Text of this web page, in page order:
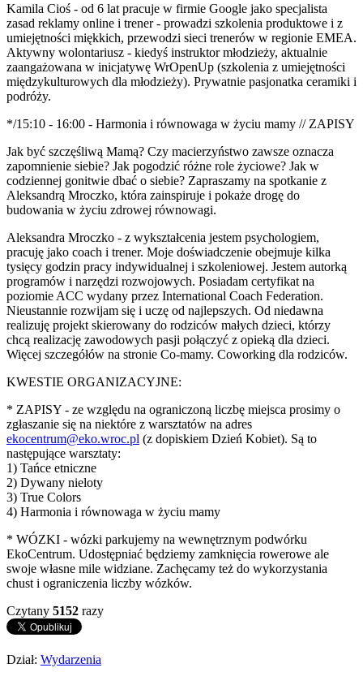
Kamila Cioś - od 6 lat pracuje w firmie Google jako specjalista
zasad reklamy online i trener - prowadzi szkolenia produktowe i z
umiejętności miękkich, przewodzi sieci trenerów w regionie EMEA.
Aktywny wolontariusz - kiedyś instruktor młodzieży, aktualnie
zaangażowana w inicjatywę WrOpenUp (szkolenia z umiejętności
międzykulturowych dla młodzieży). Prywatnie pasjonatka ceramiki i
podróży.
*/15:10 - 16:00 - Harmonia i równowaga w życiu mamy // ZAPISY
Jak być szczęśliwą Mamą? Czy macierzyństwo zawsze oznacza
zapomnienie siebie? Jak pogodzić różne role życiowe? Jak w
codziennej gonitwie dbać o siebie? Zapraszamy na spotkanie z
Aleksandrą Mroczko, która zainspiruje i pokaże drogę do
budowania w życiu zdrowej równowagi.
Aleksandra Mroczko - z wykształcenia jestem psychologiem,
pracuję jako coach i trener. Moje doświadczenie obejmuje kilka
tysięcy godzin pracy indywidualnej i szkoleniowej. Jestem autorką
programów i narzędzi rozwojowych. Posiadam certyfikat na
poziomie ACC wydany przez International Coach Federation.
Nieustannie rozwijam się i uczę od najlepszych. Od niedawna
realizuję projekt skierowany do rodziców małych dzieci, którzy
chcą realizację zawodowych pasji połączyć z opieką dla dzieci.
Więcej szczegółów na stronie Co-mamy. Coworking dla rodziców.
KWESTIE ORGANIZACYJNE:
* ZAPISY - ze względu na ograniczoną liczbę miejsca prosimy o
zgłaszanie się na niektóre z warsztatów na adres
ekocentrum@eko.wroc.pl (z dopiskiem Dzień Kobiet). Są to
następujące warsztaty:
1) Tańce etniczne
2) Dywany nieloty
3) True Colors
4) Harmonia i równowaga w życiu mamy
* WÓZKI - wózki parkujemy na wewnętrznym podwórku
EkoCentrum. Udostępniać będziemy zamknięcia rowerowe ale
swoje własne mile widziane. Zachęcamy też do wykorzystania
chust i ograniczenia liczby wózków.
Czytany 5152 razy
Dział: Wydarzenia